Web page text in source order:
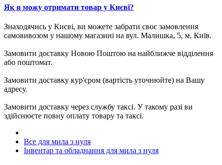
Як я можу отримати товар у Києві?
Знаходячись у Києві, ви можете забрати своє замовлення
самовивозом у нашому магазині на вул. Малишка, 5, м. Київ.
Замовити доставку Новою Поштою на найближче відділення
або поштомат.
Замовити доставку кур'єром (вартість уточнюйте) на Вашу
адресу.
Замовити доставку через службу таксі. У такому разі ви
здійснюєте повну оплату товару та таксі.
Все для мила з нуля
Інвентар та обладнання для мила з нуля